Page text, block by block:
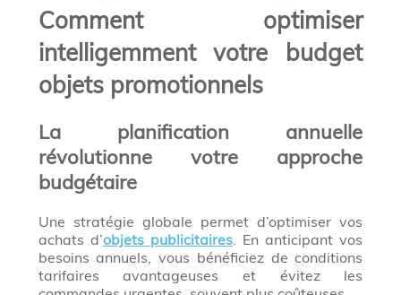
Comment optimiser
intelligemment votre budget
objets promotionnels
La planification annuelle
révolutionne votre approche
budgétaire
Une stratégie globale permet d’optimiser vos
achats d’objets publicitaires. En anticipant vos
besoins annuels, vous bénéficiez de conditions
tarifaires avantageuses et évitez les